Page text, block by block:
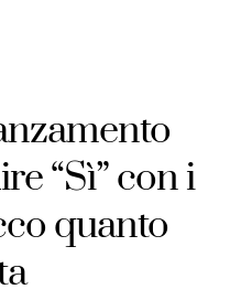
“Sì” con i
quanto